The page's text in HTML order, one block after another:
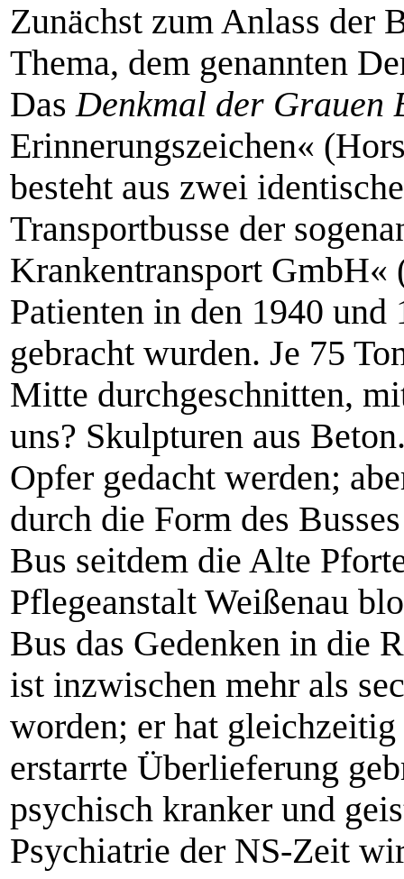
Zunächst zum Anlass der
Thema, dem genannten
DasDenkmal der Grauen
Erinnerungszeichen«
besteht aus zwei
Transportbusse der
Krankentransport
Patienten in den 1940
gebracht wurden. Je 75
Mitte durchgeschnitten,
uns? Skulpturen aus
Opfer gedacht werden;
durch die Form des
Bus seitdem die Alte
Pflegeanstalt Weißenau
Bus das Gedenken in die
ist inzwischen mehr als
worden; er hat
erstarrte Überlieferung
psychisch kranker und
Psychiatrie der NS-Zeit